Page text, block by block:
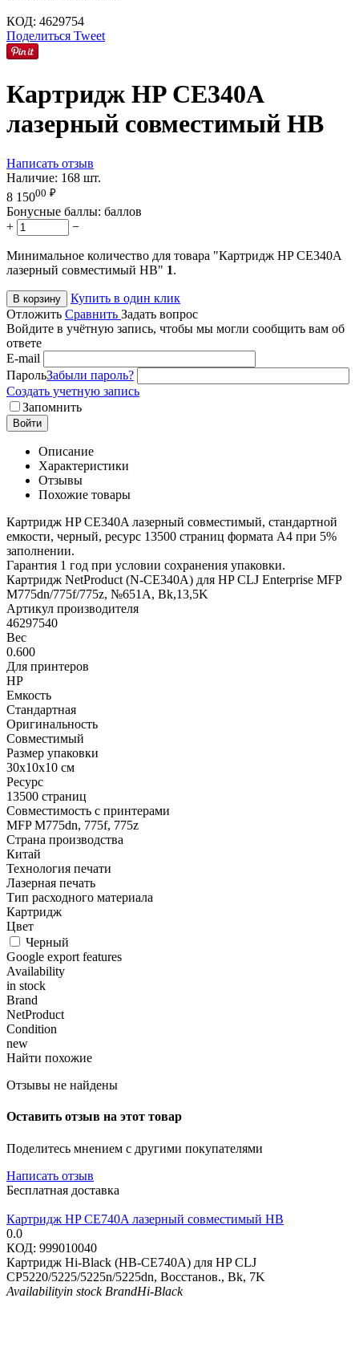
КОД: 4629754
Поделиться Tweet
Картридж HP CE340A
лазерный совместимый HB
Написать отзыв
Наличие: 168 шт.
8 15000 ₽
Бонусные баллы: баллов
+
−
Минимальное количество для товара "Картридж HP CE340A
лазерный совместимый HB" 1.
В корзину
Купить в один клик
Отложить Сравнить Задать вопрос
Войдите в учётную запись, чтобы мы могли сообщить вам об
ответе
E-mail
ПарольЗабыли пароль?
Создать учетную запись
Запомнить
Войти
Описание
Характеристики
Отзывы
Похожие товары
Картридж HP CE340A лазерный совместимый, стандартной
емкости, черный, ресурс 13500 страниц формата А4 при 5%
заполнении.
Гарантия 1 год при условии сохранения упаковки.
Картридж NetProduct (N-CE340A) для HP CLJ Enterprise MFP
M775dn/775f/775z, №651A, Bk,13,5K
Артикул производителя
46297540
Вес
0.600
Для принтеров
HP
Емкость
Стандартная
Оригинальность
Совместимый
Размер упаковки
30x10x10 см
Ресурс
13500 страниц
Совместимость с принтерами
MFP M775dn, 775f, 775z
Страна производства
Китай
Технология печати
Лазерная печать
Тип расходного материала
Картридж
Цвет
Черный
Google export features
Availability
in stock
Brand
NetProduct
Condition
new
Найти похожие
Отзывы не найдены
Оставить отзыв на этот товар
Поделитесь мнением с другими покупателями
Написать отзыв
Бесплатная доставка
Картридж HP CE740A лазерный совместимый HB
0.0
КОД: 999010040
Картридж Hi-Black (HB-CE740A) для HP CLJ
CP5220/5225/5225n/5225dn, Восстанов., Bk, 7K
Availabilityin stock BrandHi-Black